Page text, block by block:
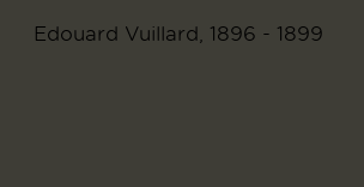
Edouard Vuillard, 1896 - 1899